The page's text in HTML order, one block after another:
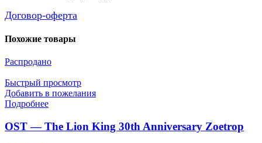
Договор-оферта
Похожие товары
Распродано
Быстрый просмотр
Добавить в пожелания
Подробнее
OST — The Lion King 30th Anniversary Zoetrop